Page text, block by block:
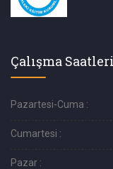
Çalışma Saatleri
Pazartesi-Cuma :
Cumartesi :
Pazar :